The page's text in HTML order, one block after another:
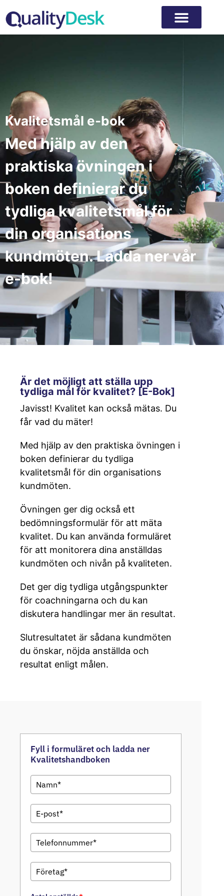
Kvalitetsmål e-bok
Med hjälp av den
praktiska övningen i
boken definierar du
tydliga kvalitetsmål för
din organisations
kundmöten. Ladda ner vår
e-bok!
Är det möjligt att ställa upp
tydliga mål för kvalitet? [E-Bok]
Javisst! Kvalitet kan också mätas. Du
får vad du mäter!
Med hjälp av den praktiska övningen i
boken definierar du tydliga
kvalitetsmål för din organisations
kundmöten.
Övningen ger dig också ett
bedömningsformulär för att mäta
kvalitet. Du kan använda formuläret
för att monitorera dina anställdas
kundmöten och nivån på kvaliteten.
Det ger dig tydliga utgångspunkter
för coachningarna och du kan
diskutera handlingar mer än resultat.
Slutresultatet är sådana kundmöten
du önskar, nöjda anställda och
resultat enligt målen.
Fyll i formuläret och ladda ner
Kvalitetshandboken